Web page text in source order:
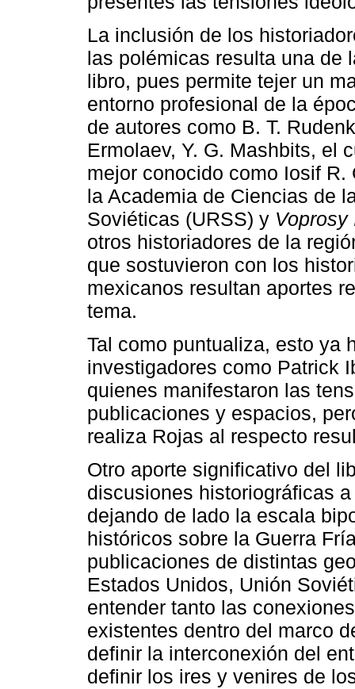
La inclusión de los
las polémicas resulta una de
libro, pues permite tejer un
entorno profesional de la
de autores como B. T.
Ermolaev, Y. G. Mashbits, el
mejor conocido como Iosif
la Academia de Ciencias de
Soviéticas (URSS) y Voprosy
otros historiadores de la
que sostuvieron con los
mexicanos resultan aportes
tema.
Tal como puntualiza, esto ya
investigadores como Patrick
quienes manifestaron las
publicaciones y espacios,
realiza Rojas al respecto
Otro aporte significativo del
discusiones historiográficas
dejando de lado la escala
históricos sobre la Guerra
publicaciones de distintas
Estados Unidos, Unión
entender tanto las
existentes dentro del marco
definir la interconexión del
definir los ires y venires de